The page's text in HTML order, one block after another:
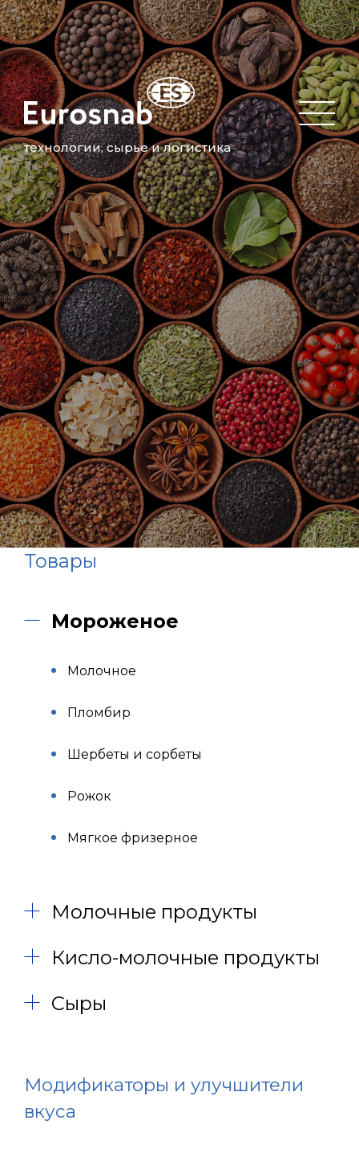
технологии, сырье и логистика
Товары
Мороженое
Молочное
Пломбир
Шербеты и сорбеты
Рожок
Мягкое фризерное
Молочные продукты
Кисло-молочные продукты
Сыры
Модификаторы и улучшители
вкуса